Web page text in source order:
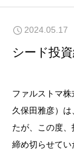
2024.05.17
シード投
ファルストマ株
久保田雅彦）
たが、この度
締め切らせてい